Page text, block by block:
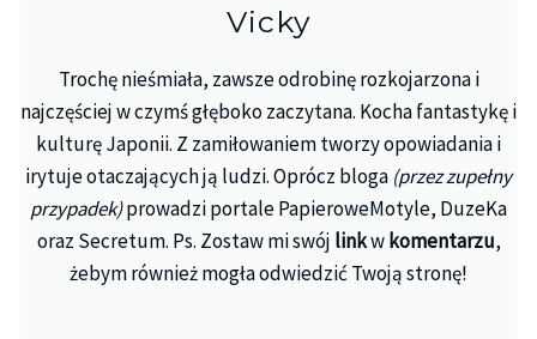
Vicky
Trochę nieśmiała, zawsze odrobinę rozkojarzona i
najczęściej w czymś głęboko zaczytana. Kocha fantastykę i
kulturę Japonii. Z zamiłowaniem tworzy opowiadania i
irytuje otaczających ją ludzi. Oprócz bloga (przez zupełny
przypadek)prowadzi portale PapieroweMotyle, DuzeKa
oraz Secretum. Ps. Zostaw mi swój linkwkomentarzu,
żebym również mogła odwiedzić Twoją stronę!